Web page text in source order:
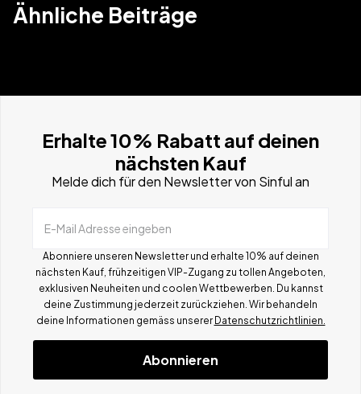
Ähnliche Beiträge
Erhalte 10% Rabatt auf deinen
nächsten Kauf
Melde dich für den Newsletter von Sinful an
E-Mail Adresse eingeben
Abonniere unseren Newsletter und erhalte 10% auf deinen
nächsten Kauf, frühzeitigen VIP-Zugang zu tollen Angeboten,
exklusiven Neuheiten und coolen Wettbewerben. Du kannst
deine Zustimmung jederzeit zurückziehen. Wir behandeln
deine Informationen gemäss unserer Datenschutzrichtlinien.
Abonnieren